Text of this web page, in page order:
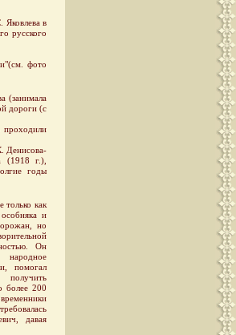
Яковлева в
русского
фото
(занимала
дороги (с
Денисова-
(1918 г.),
годы
как
и
но
Он
помогал
более 200
давая